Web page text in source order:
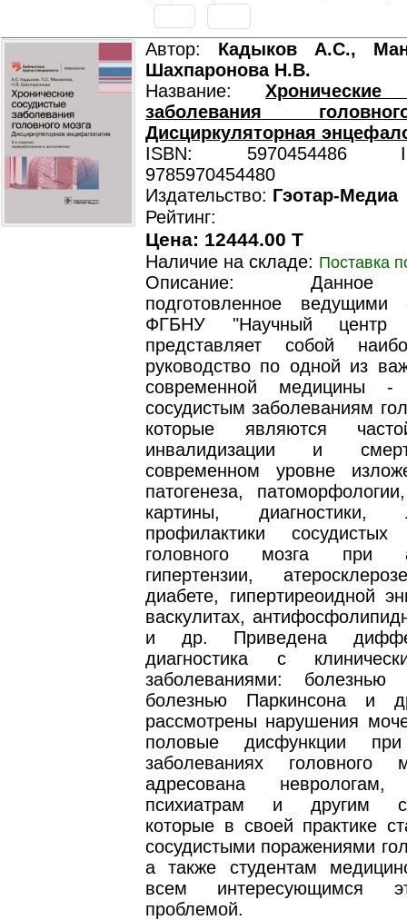
Автор: Кадыков А.С.,
Шахпаронова Н.В.
Название: Хронические
заболевания
Дисциркуляторная
ISBN: 5970454486
9785970454480
Издательство: Гэотар-Медиа
Рейтинг:
Цена: 12444.00 T
Наличие на складе: Поставка
Описание: Данное
подготовленное ведущими
ФГБНУ "Научный центр
представляет собой
руководство по одной из
современной медицины -
сосудистым заболеваниям
которые являются
инвалидизации и
современном уровне
патогенеза,
картины,
профилактики сосудистых
головного мозга при
гипертензии,
диабете, гипертиреоидной
васкулитах,
и др. Приведена
диагностика с
заболеваниями: болезнью
болезнью Паркинсона и
рассмотрены нарушения
половые дисфункции при
заболеваниях головного
адресована неврологам,
психиатрам и другим
которые в своей практике
сосудистыми поражениями
а также студентам
всем интересующимся
проблемой.